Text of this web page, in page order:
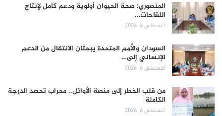
المنصوري: صحة الحيوان أولوية ودعم كامل لإنتاج
اللقاحات…
أغسطس 6, 2026
السودان والأمم المتحدة يبحثان الانتقال من الدعم
الإنساني إلى…
أغسطس 6, 2026
من قلب الخطر إلى منصة الأوائل.. محراب تحصد الدرجة
الكاملة
أغسطس 6, 2026